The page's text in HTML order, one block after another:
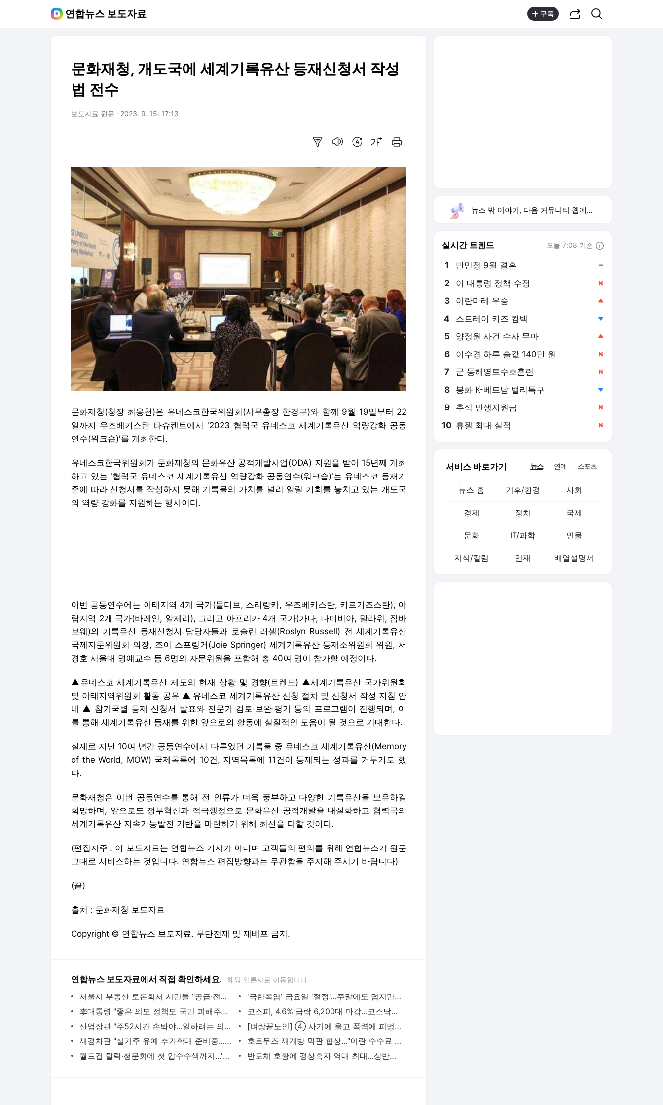
연합뉴스 보도자료 구독
문화재청, 개도국에 세계기록유산 등재신청서 작성
법 전수
보도자료 원문 2023. 9. 15. 17:13
문화재청(청장 최응천)은 유네스코한국위원회(사무총장 한경구)와 함께 9월 19일부터 22
일까지 우즈베키스탄 타슈켄트에서 '2023 협력국 유네스코 세계기록유산 역량강화 공동
연수(워크숍)'를 개최한다.
유네스코한국위원회가 문화재청의 문화유산 공적개발사업(ODA) 지원을 받아 15년째 개최
하고 있는 '협력국 유네스코 세계기록유산 역량강화 공동연수(워크숍)'는 유네스코 등재기
준에 따라 신청서를 작성하지 못해 기록물의 가치를 널리 알릴 기회를 놓치고 있는 개도국
의 역량 강화를 지원하는 행사이다.
이번 공동연수에는 아태지역 4개 국가(몰디브, 스리랑카, 우즈베키스탄, 키르기즈스탄), 아
랍지역 2개 국가(바레인, 알제리), 그리고 아프리카 4개 국가(가나, 나미비아, 말라위, 짐바
브웨)의 기록유산 등재신청서 담당자들과 로슬린 러셀(Roslyn Russell) 전 세계기록유산
국제자문위원회 의장, 조이 스프링거(Joie Springer) 세계기록유산 등재소위원회 위원, 서
경호 서울대 명예교수 등 6명의 자문위원을 포함해 총 40여 명이 참가할 예정이다.
▲유네스코 세계기록유산 제도의 현재 상황 및 경향(트렌드) ▲세계기록유산 국가위원회
및 아태지역위원회 활동 공유 ▲ 유네스코 세계기록유산 신청 절차 및 신청서 작성 지침 안
내 ▲ 참가국별 등재 신청서 발표와 전문가 검토·보완·평가 등의 프로그램이 진행되며, 이
를 통해 세계기록유산 등재를 위한 앞으로의 활동에 실질적인 도움이 될 것으로 기대한다.
실제로 지난 10여 년간 공동연수에서 다루었던 기록물 중 유네스코 세계기록유산(Memory
of the World, MOW) 국제목록에 10건, 지역목록에 11건이 등재되는 성과를 거두기도 했
다.
문화재청은 이번 공동연수를 통해 전 인류가 더욱 풍부하고 다양한 기록유산을 보유하길
희망하며, 앞으로도 정부혁신과 적극행정으로 문화유산 공적개발을 내실화하고 협력국의
세계기록유산 지속가능발전 기반을 마련하기 위해 최선을 다할 것이다.
(편집자주 : 이 보도자료는 연합뉴스 기사가 아니며 고객들의 편의를 위해 연합뉴스가 원문
그대로 서비스하는 것입니다. 연합뉴스 편집방향과는 무관함을 주지해 주시기 바랍니다)
(끝)
출처 : 문화재청 보도자료
Copyright © 연합뉴스 보도자료. 무단전재 및 재배포 금지.
연합뉴스 보도자료에서 직접 확인하세요. 해당 언론사로 이동합니다.
서울시 부동산 토론회서 시민들 "공급·전월세 대책이 먼저" | 연합뉴스
'극한폭염' 금요일 '절정'…주말에도 덥지만 한풀 꺾인다 | 연합뉴스
李대통령 "좋은 의도 정책도 국민 피해주면 안하느니만 못해" | 연합뉴스
코스피, 4.6% 급락 6,200대 마감…코스닥은 닷새째 상승 | 연합뉴스
산업장관 "주52시간 손봐야…일하려는 의지 막아선 안돼" | 연합뉴스
[벼랑끝노인] ④ 사기에 울고 폭력에 피멍…노인을 위한 나라는 어디에 | 연합뉴스
재경차관 "실거주 유예 추가확대 준비중…매도에 불편없게 노력" | 연합뉴스
호르무즈 재개방 막판 협상…"이란 수수료 최대 7% 요구" | 연합뉴스
월드컵 탈락·청문회에 첫 압수수색까지…'초상집' 된 축구협회 | 연합뉴스
반도체 호황에 경상흑자 역대 최대…상반기 2천억달러 육박(종합) | 연합뉴스
뉴스 밖 이야기, 다음 커뮤니티 웹에서 보기
실시간 트렌드 오늘 7:08 기준
1 반민정 9월 결혼
2 이 대통령 정책 수정
3 아란마레 우승
4 스트레이 키즈 컴백
5 양정원 사건 수사 무마
6 이수경 하루 술값 140만 원
7 군 동해영토수호훈련
8 봉화 K-베트남 밸리특구
9 추석 민생지원금
10 휴젤 최대 실적
서비스 바로가기 뉴스 연예 스포츠
뉴스 홈 기후/환경 사회
경제 정치 국제
문화 IT/과학 인물
지식/칼럼 연재 배열설명서